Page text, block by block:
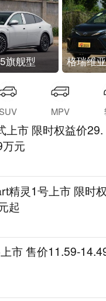
旗舰型 格瑞维
MPV
上市 限时权益价29.
元
精灵1号上市 限时权
起
市 售价11.59-